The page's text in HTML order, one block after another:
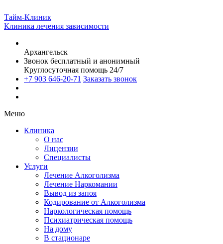
Тайм-Клиник
Клиника лечения зависимости
Архангельск
Звонок бесплатный и анонимный
Круглосуточная помощь 24/7
+7 903 646-20-71 Заказать звонок
Меню
Клиника
О нас
Лицензии
Специалисты
Услуги
Лечение Алкоголизма
Лечение Наркомании
Вывод из запоя
Кодирование от Алкоголизма
Наркологическая помощь
Психиатрическая помощь
На дому
В стационаре